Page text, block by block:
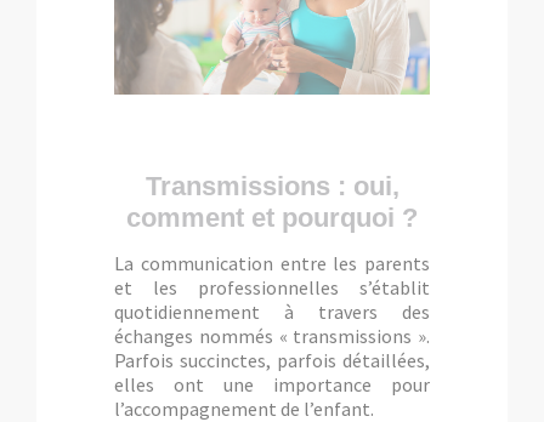
Transmissions : oui,
comment et pourquoi ?
La communication entre les parents
et les professionnelles s’établit
quotidiennement à travers des
échanges nommés « transmissions ».
Parfois succinctes, parfois détaillées,
elles ont une importance pour
l’accompagnement de l’enfant.